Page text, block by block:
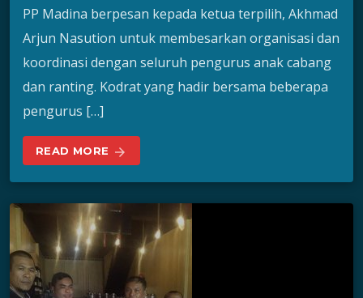
PP Madina berpesan kepada ketua terpilih, Akhmad
Arjun Nasution untuk membesarkan organisasi dan
koordinasi dengan seluruh pengurus anak cabang
dan ranting. Kodrat yang hadir bersama beberapa
pengurus […]
READ MORE arrow_forward